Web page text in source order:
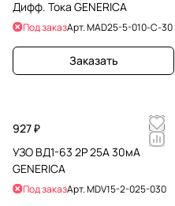
Дифф. Тока GENERICA
Под заказАрт.MAD25-5-010-C-30
Заказать
927 ₽
УЗО ВД1-63 2Р 25А 30мА
GENERICA
Под заказАрт.MDV15-2-025-030